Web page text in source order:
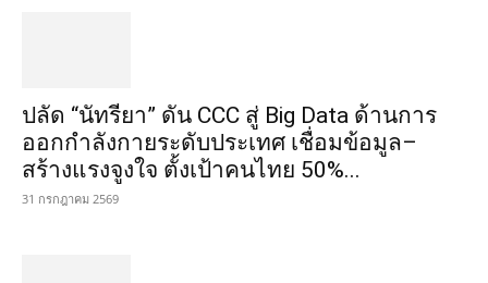
ปลัด “นัทรียา” ดัน CCC สู่ Big Data ด้านการ
ออกกำลังกายระดับประเทศ เชื่อมข้อมูล–
สร้างแรงจูงใจ ตั้งเป้าคนไทย 50%...
31 กรกฎาคม 2569